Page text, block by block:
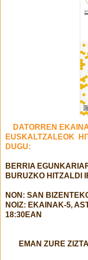
DATORREN
EUSKALTZALEOK
DUGU:
BERRIA
BURUZKO HITZALDI
NON: SAN
NOIZ: EKAINAK-5,
18:30EAN
EMAN ZURE